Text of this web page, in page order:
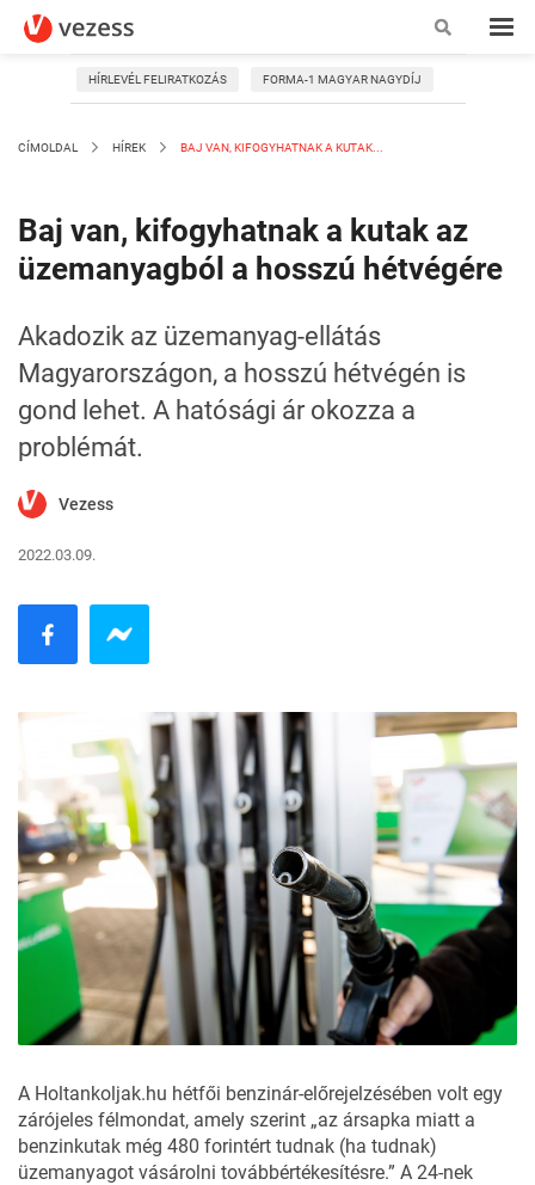
HÍRLEVÉL FELIRATKOZÁS FORMA-1 MAGYAR NAGYDÍJ
CÍMOLDAL HÍREK BAJ VAN, KIFOGYHATNAK A KUTAK...
Baj van, kifogyhatnak a kutak az
üzemanyagból a hosszú hétvégére
Akadozik az üzemanyag-ellátás
Magyarországon, a hosszú hétvégén is
gond lehet. A hatósági ár okozza a
problémát.
Vezess
2022.03.09.
A Holtankoljak.hu hétfői benzinár-előrejelzésében volt egy
zárójeles félmondat, amely szerint „az ársapka miatt a
benzinkutak még 480 forintért tudnak (ha tudnak)
üzemanyagot vásárolni továbbértékesítésre.” A 24-nek